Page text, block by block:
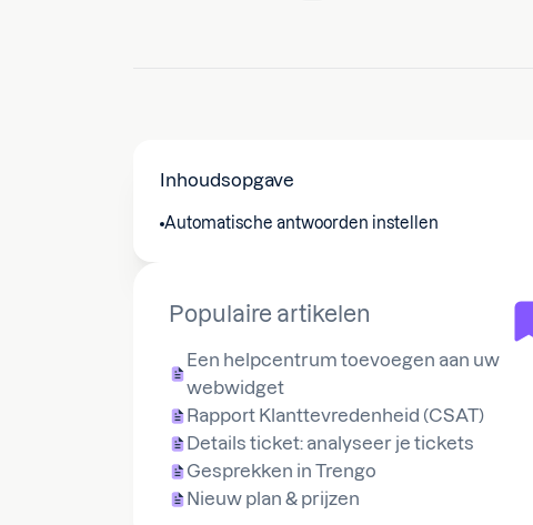
Inhoudsopgave
Automatische antwoorden instellen
Populaire artikelen
Een helpcentrum toevoegen aan uw
webwidget
Rapport Klanttevredenheid (CSAT)
Details ticket: analyseer je tickets
Gesprekken in Trengo
Nieuw plan & prijzen